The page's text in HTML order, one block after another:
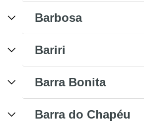
Barbosa
Bariri
Barra Bonita
Barra do Chapéu